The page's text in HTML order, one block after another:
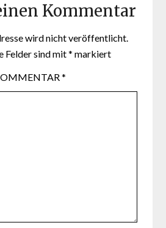
Kommentar
wird nicht veröffentlicht.
Felder sind mit* markiert
*